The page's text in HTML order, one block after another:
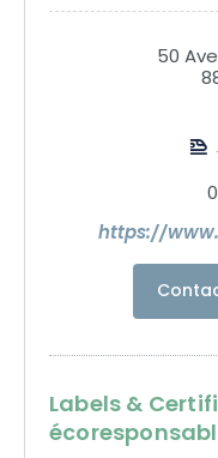
50
https://
Labels &